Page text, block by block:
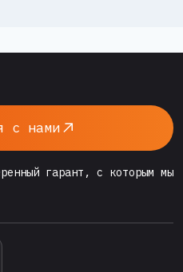
сетей и
собрались под
опытом,…
с нами
гарант, с которым мы